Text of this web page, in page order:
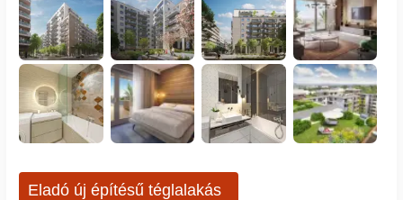
Eladó új építésű téglalakás